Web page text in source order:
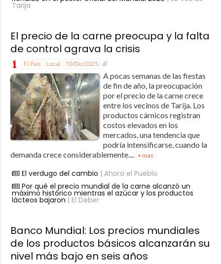
Tarija
El precio de la carne preocupa y la falta
de control agrava la crisis
El País Local 10/Dic/2025
A pocas semanas de las fiestas
de fin de año, la preocupación
por el precio de la carne crece
entre los vecinos de Tarija. Los
productos cárnicos registran
costos elevados en los
mercados, una tendencia que
podría intensificarse, cuando la
demanda crece considerablemente.... + más
El verdugo del cambio | Ahora el Pueblo
Por qué el precio mundial de la carne alcanzó un
máximo histórico mientras el azúcar y los productos
lácteos bajaron | El Deber
Banco Mundial: Los precios mundiales
de los productos básicos alcanzarán su
nivel más bajo en seis años